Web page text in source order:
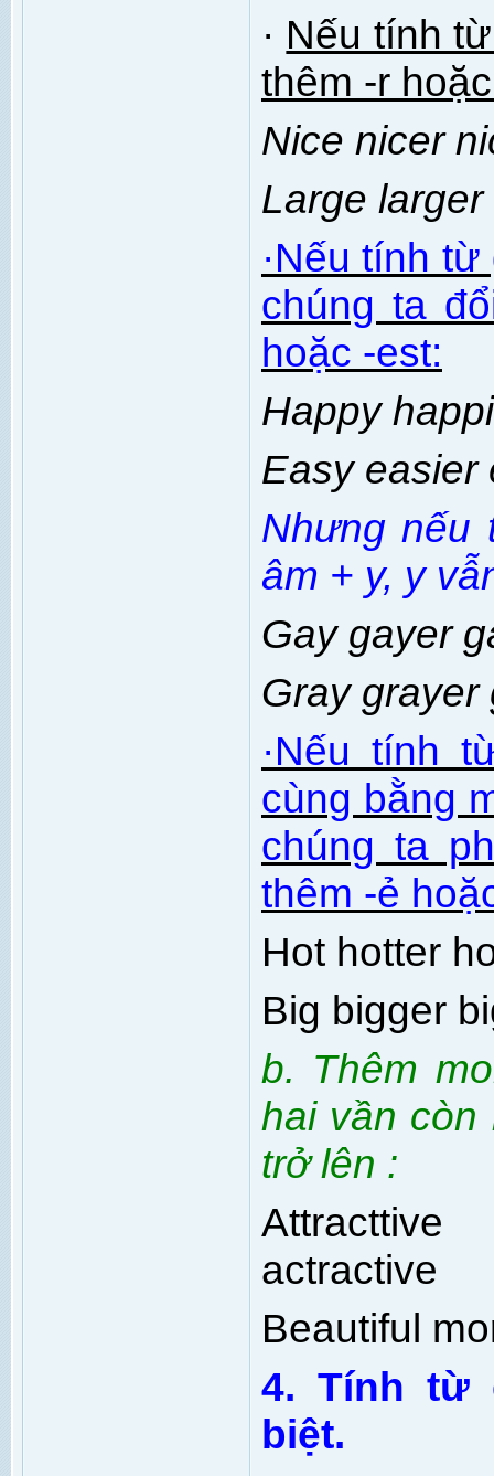
· Nếu tính
thêm -r
Nice nicer
Large
·Nếu tính từ
chúng ta
hoặc -est:
Happy
Easy easier
Nhưng nếu
âm + y, y
Gay gayer
Gray grayer
·Nếu tính
cùng bằng
chúng ta
thêm -ẻ
Hot hotter
Big bigger
b. Thêm
hai vần
trở lên :
actractive
Beautiful
4. Tính từ
biệt.